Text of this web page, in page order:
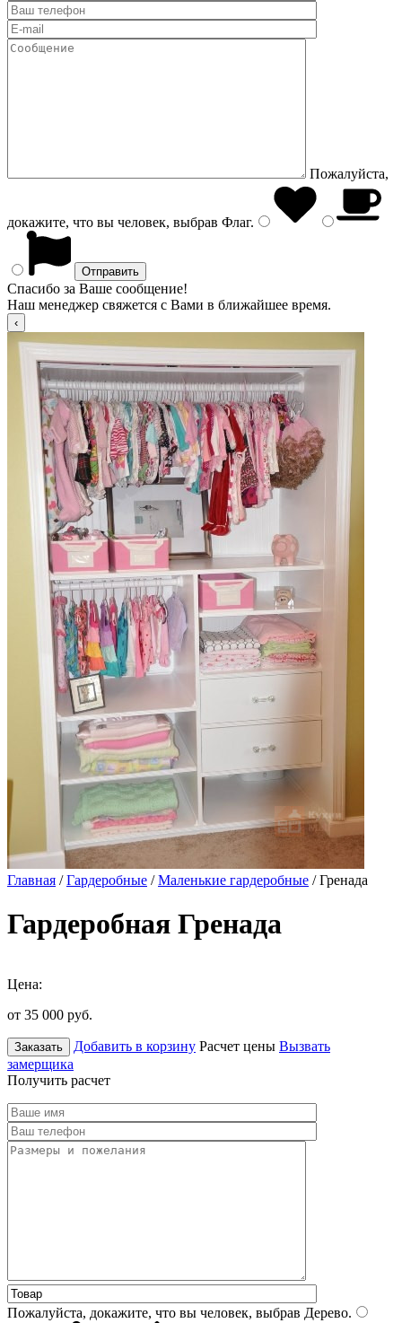
Пожалуйста,
докажите, что вы человек, выбрав Флаг.
Спасибо за Ваше сообщение!
Наш менеджер свяжется с Вами в ближайшее время.
Главная /Гардеробные /Маленькие гардеробные / Гренада
Гардеробная Гренада
Цена:
от 35 000 руб.
Заказать Добавить в корзину Расчет цены Вызвать
замерщика
Получить расчет
Пожалуйста, докажите, что вы человек, выбрав Дерево.